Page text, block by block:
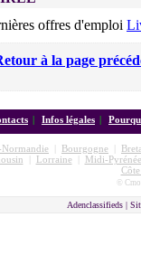
offres d'emploi
à la page
| Infos légales |
Normandie Bourgogne
Lorraine|
Midi-
©
Adenclassifieds |